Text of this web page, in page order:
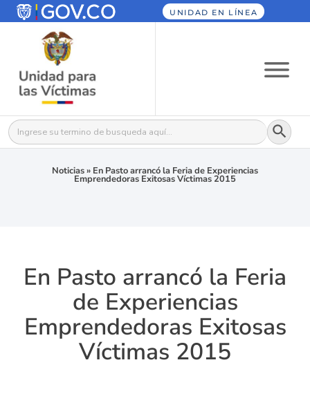
UNIDAD EN LÍNEA
Buscar: Botón
Noticias» En Pasto arrancó la Feria de Experiencias
Emprendedoras Exitosas Víctimas 2015
En Pasto arrancó la Feria
de Experiencias
Emprendedoras Exitosas
Víctimas 2015